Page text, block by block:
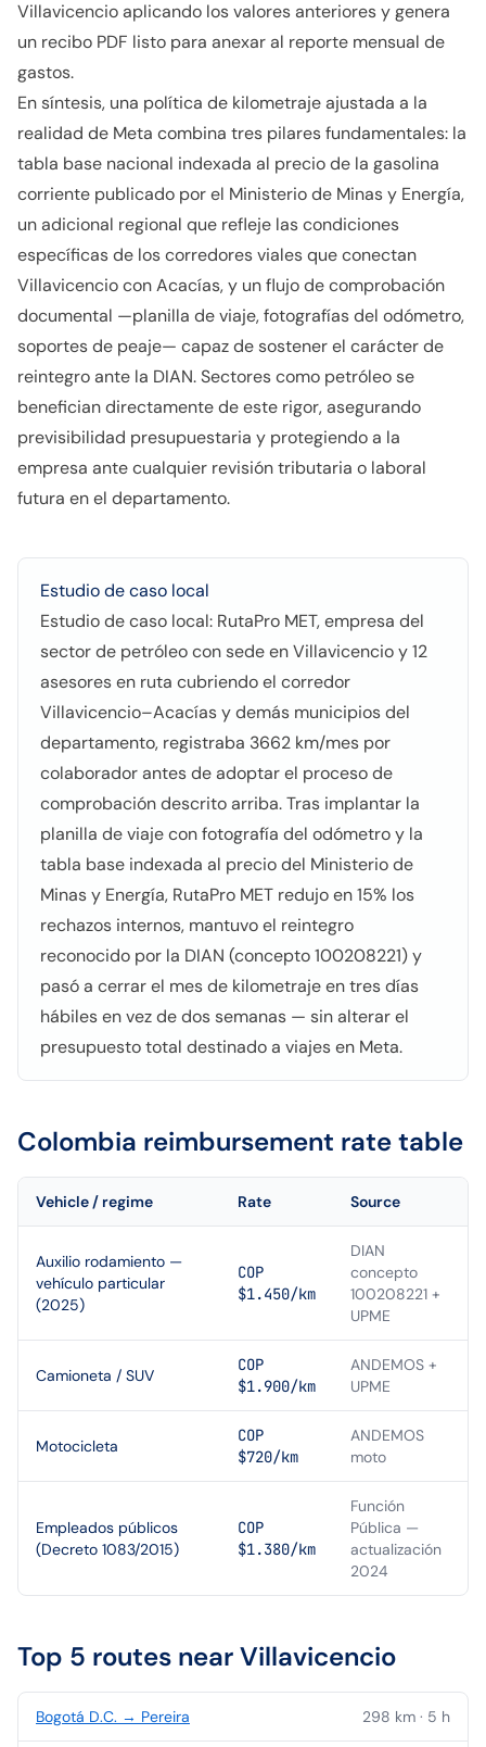
Villavicencio aplicando los valores anteriores y genera
un recibo PDF listo para anexar al reporte mensual de
gastos.
En síntesis, una política de kilometraje ajustada a la
realidad de Meta combina tres pilares fundamentales: la
tabla base nacional indexada al precio de la gasolina
corriente publicado por el Ministerio de Minas y Energía,
un adicional regional que refleje las condiciones
específicas de los corredores viales que conectan
Villavicencio con Acacías, y un flujo de comprobación
documental —planilla de viaje, fotografías del odómetro,
soportes de peaje— capaz de sostener el carácter de
reintegro ante la DIAN. Sectores como petróleo se
benefician directamente de este rigor, asegurando
previsibilidad presupuestaria y protegiendo a la
empresa ante cualquier revisión tributaria o laboral
futura en el departamento.
Estudio de caso local
Estudio de caso local: RutaPro MET, empresa del
sector de petróleo con sede en Villavicencio y 12
asesores en ruta cubriendo el corredor
Villavicencio–Acacías y demás municipios del
departamento, registraba 3662 km/mes por
colaborador antes de adoptar el proceso de
comprobación descrito arriba. Tras implantar la
planilla de viaje con fotografía del odómetro y la
tabla base indexada al precio del Ministerio de
Minas y Energía, RutaPro MET redujo en 15% los
rechazos internos, mantuvo el reintegro
reconocido por la DIAN (concepto 100208221) y
pasó a cerrar el mes de kilometraje en tres días
hábiles en vez de dos semanas — sin alterar el
presupuesto total destinado a viajes en Meta.
Colombia reimbursement rate table
Vehicle / regime Rate Source
Auxilio rodamiento —
vehículo particular
(2025)
COP
$1.450/km
DIAN
concepto
100208221 +
UPME
Camioneta / SUV
COP
$1.900/km
ANDEMOS +
UPME
Motocicleta
COP
$720/km
ANDEMOS
moto
Empleados públicos
(Decreto 1083/2015)
COP
$1.380/km
Función
Pública —
actualización
2024
Top 5 routes nearVillavicencio
Bogotá D.C. → Pereira 298 km · 5 h